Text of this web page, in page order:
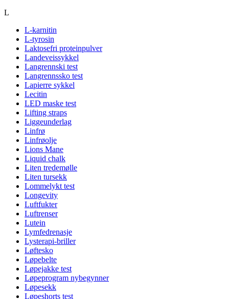
L
L-karnitin
L-tyrosin
Laktosefri proteinpulver
Landeveissykkel
Langrennski test
Langrennssko test
Lapierre sykkel
Lecitin
LED maske test
Lifting straps
Liggeunderlag
Linfrø
Linfrøolje
Lions Mane
Liquid chalk
Liten tredemølle
Liten tursekk
Lommelykt test
Longevity
Luftfukter
Luftrenser
Lutein
Lymfedrenasje
Lysterapi-briller
Løftesko
Løpebelte
Løpejakke test
Løpeprogram nybegynner
Løpesekk
Løpeshorts test